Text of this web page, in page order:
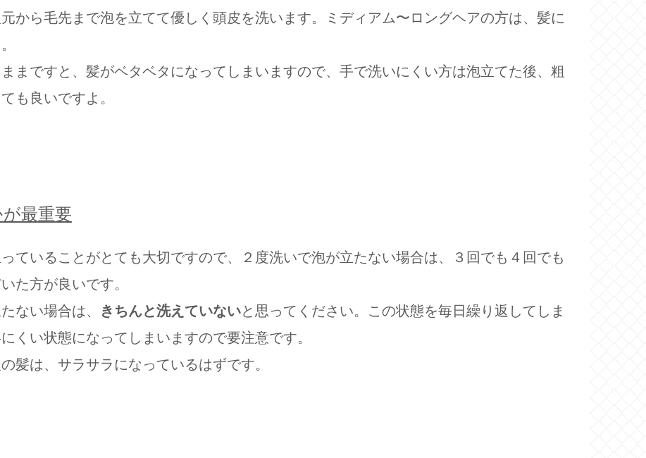
から毛先まで泡を立てて優しく頭皮を洗います。ミディアム〜ロングヘアの方は、髪に
まですと、髪がベタベタになってしまいますので、手で洗いにくい方は泡立てた後、粗
も良いですよ。
最重要
ていることがとても大切ですので、２度洗いで泡が立たない場合は、３回でも４回でも
た方が良いです。
ない場合は、
きちんと洗えていないと思ってください。この状態を毎日繰り返してしま
くい状態になってしまいますので要注意です。
髪は、サラサラになっているはずです。